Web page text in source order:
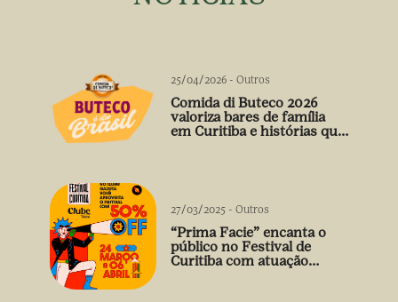
25/04/2026 - Outros
Comida di Buteco 2026
valoriza bares de família
em Curitiba e histórias que
27/03/2025 - Outros
“Prima Facie” encanta o
público no Festival de
Curitiba com atuação